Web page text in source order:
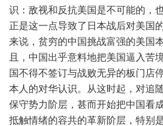
识：敌视和反抗美国是不可能的，
正是这一点导致了日本战后对美国
来说，贫穷的中国挑战富强的美国
且，中国出乎意料地把美国逼入苦
国不得不签订与战败无异的板门店
本人的对华认识。从这时起，对追
保守势力阶层，甚而开始把中国看
抵触情绪的容共的革新阶层，特别